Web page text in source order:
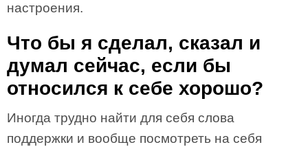
настроения.
Что бы я сделал, сказал и
думал сейчас, если бы
относился к себе хорошо?
Иногда трудно найти для себя слова
поддержки и вообще посмотреть на себя